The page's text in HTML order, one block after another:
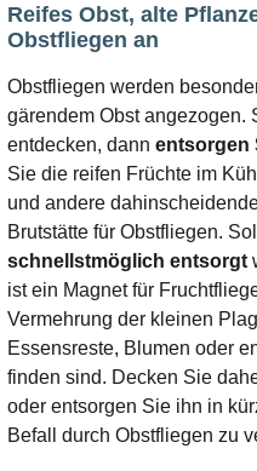
Reifes Obst, alte
Obstfliegen an
Obstfliegen werden
gärendem Obst angezogen.
entdecken, dannentsorgen
Sie die reifen Früchte im
und andere
Brutstätte für Obstfliegen.
schnellstmöglich entsorgt
ist ein Magnet für
Vermehrung der kleinen
Essensreste, Blumen oder
finden sind. Decken Sie
oder entsorgen Sie ihn in
Befall durch Obstfliegen zu